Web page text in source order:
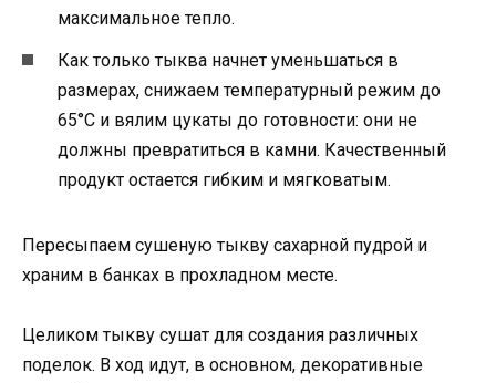
максимальное тепло.
Как только тыква начнет уменьшаться в
размерах, снижаем температурный режим до
65°С и вялим цукаты до готовности: они не
должны превратиться в камни. Качественный
продукт остается гибким и мягковатым.
Пересыпаем сушеную тыкву сахарной пудрой и
храним в банках в прохладном месте.
Целиком тыкву сушат для создания различных
поделок. В ход идут, в основном, декоративные